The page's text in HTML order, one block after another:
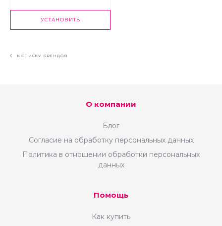
так и проекты для наших клиентов. Наш
опыт позволяет привлекать на порталы
десятки тысяч посетителей ежедневно и
аудитории.
УСТАНОВИТЬ
К СПИСКУ БРЕНДОВ
О компании
Блог
Согласие на обработку персональных данных
Политика в отношении обработки персональных
данных
Помощь
Как купить